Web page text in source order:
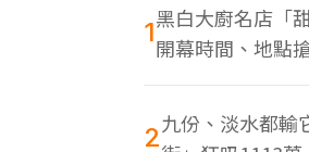
1黑白大廚名店「
開幕時間、地點
蝦
2九份、淡水都輸